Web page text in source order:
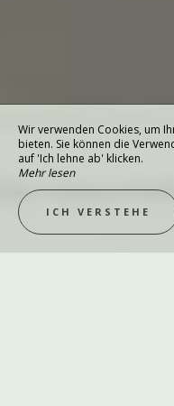
Wir verwenden Cookies, um
bieten. Sie können die
auf 'Ich lehne ab' klicken.
Mehr lesen
ICH VERSTEHE